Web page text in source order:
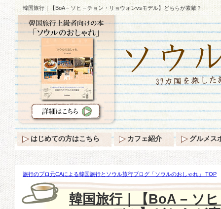
韓国旅行｜【BoA – ソヒ – チョン・リョウォンvsモデル】どちらが素敵？
旅行のプロ元CAによる韓国旅行とソウル旅行ブログ「ソウルのおしゃれ」 TOP
ソヒ – チョン・リョウォンvsモデル】どちらが素敵？
韓国旅行｜【BoA – ソ
はじめての方はこちら カフェ紹介 グルメス